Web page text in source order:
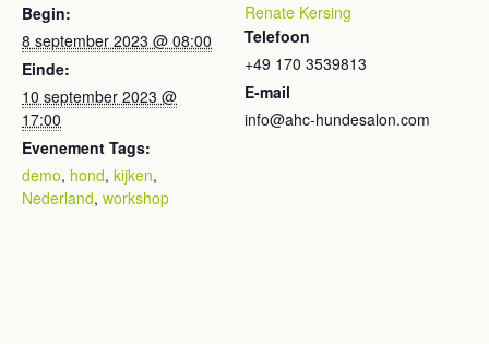
Begin:
8 september 2023 @ 08:00
Einde:
10 september 2023 @
17:00
Evenement Tags:
demo, hond, kijken,
Nederland, workshop
Renate Kersing
Telefoon
+49 170 3539813
E-mail
info@ahc-hundesalon.com